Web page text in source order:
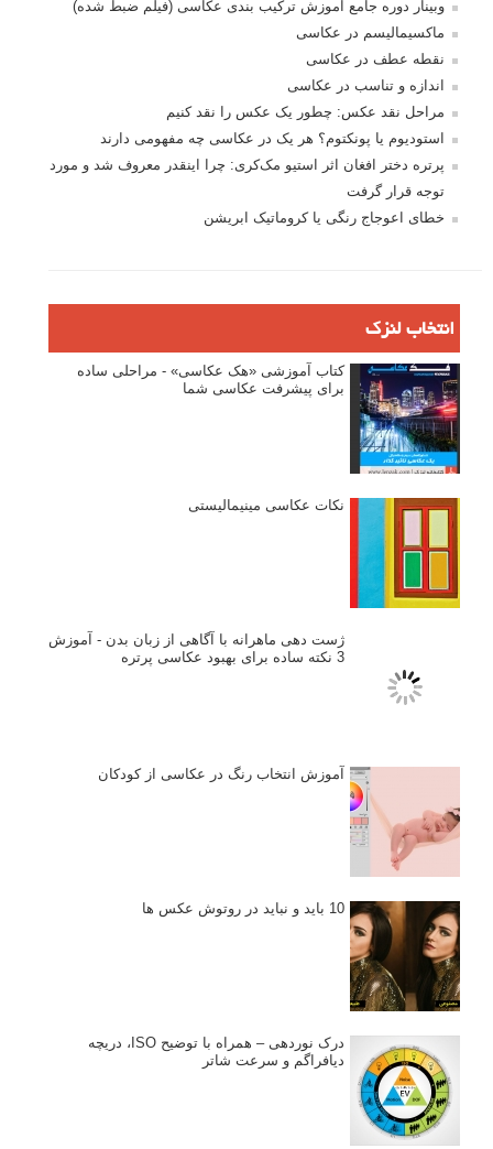
وبینار دوره جامع آموزش ترکیب بندی عکاسی (فیلم ضبط شده)
ماکسیمالیسم در عکاسی
نقطه عطف در عکاسی
اندازه و تناسب در عکاسی
مراحل نقد عکس: چطور یک عکس را نقد کنیم
استودیوم یا پونکتوم؟ هر یک در عکاسی چه مفهومی دارند
پرتره دختر افغان اثر استیو مک‌کری: چرا اینقدر معروف شد و مورد
توجه قرار گرفت
خطای اعوجاج رنگی یا کروماتیک ابریشن
انتخاب لنزک
کتاب آموزشی «هک عکاسی» - مراحلی ساده
برای پیشرفت عکاسی شما
نکات عکاسی مینیمالیستی
ژست دهی ماهرانه با آگاهی از زبان بدن - آموزش
3 نکته ساده برای بهبود عکاسی پرتره
آموزش انتخاب رنگ در عکاسی از کودکان
10 باید و نباید در روتوش عکس ها
درک نوردهی – همراه با توضیح ISO، دریچه
دیافراگم و سرعت شاتر